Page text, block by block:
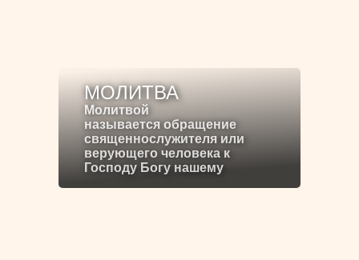
МОЛИТВА
Молитвой
называется обращение
священнослужителя или
верующего человека к
Господу Богу нашему